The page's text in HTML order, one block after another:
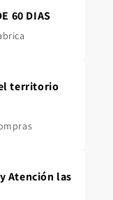
60 DIAS
el territorio
Atención las